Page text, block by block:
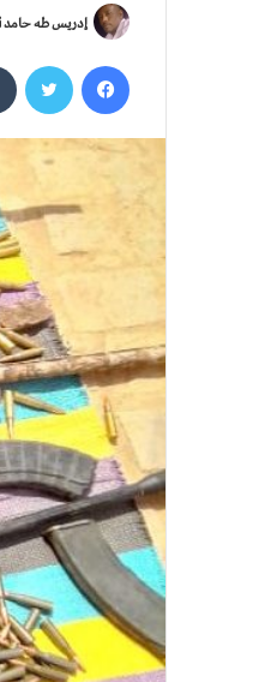
إدريس طه حامد